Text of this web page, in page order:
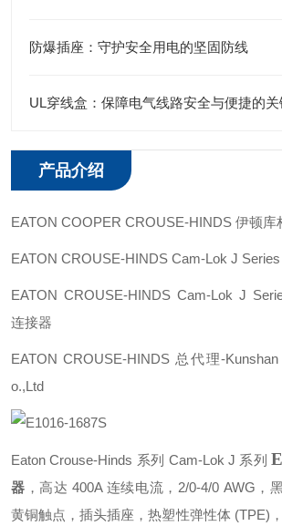
防爆插座：守护安全用电的坚固防线
UL穿线盒：保障电气线路安全与便捷的
产品介绍
EATON COOPER CROUSE-HINDS 伊顿库
EATON CROUSE-HINDS Cam-Lok J Series
EATON CROUSE-HINDS Cam-Lok J
连接器
EATON CROUSE-HINDS 总代理-
o.,Ltd
Eaton Crouse-Hinds 系列 Cam-Lok J 系列
器 ，高达 400A 连续电流，2/0-4/0 AWG，
黄铜触点，插头插座，热塑性弹性体 (TPE)